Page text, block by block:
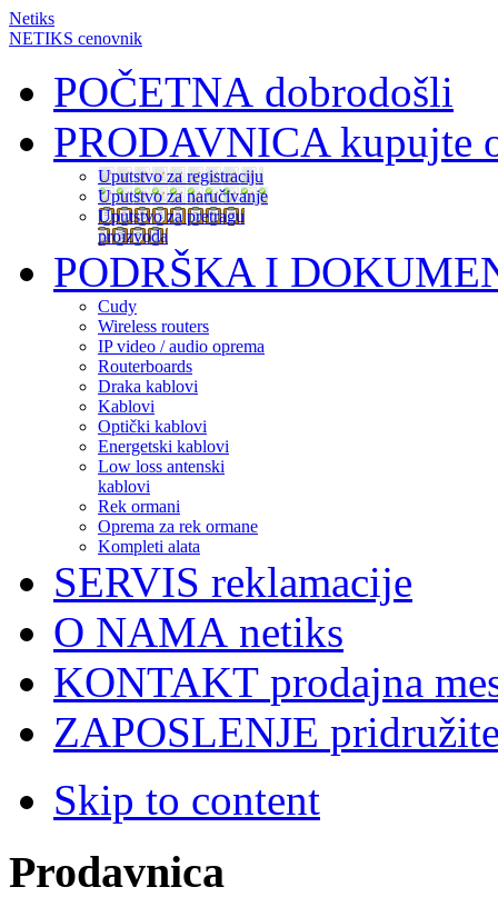
Netiks
NETIKS cenovnik
POČETNA dobrodošli
PRODAVNICAkupujte
Uputstvo za registraciju
Uputstvo za naručivanje
Uputstvo za pretragu
proizvoda
PODRŠKA I
Cudy
Wireless routers
IP video / audio oprema
Routerboards
Draka kablovi
Kablovi
Optički kablovi
Energetski kablovi
Low loss antenski
kablovi
Rek ormani
Oprema za rek ormane
Kompleti alata
SERVIS reklamacije
O NAMA netiks
KONTAKT prodajna
ZAPOSLENJE
Skip to content
Prodavnica